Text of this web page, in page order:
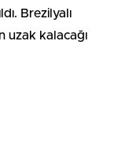
Brezilyalı
uzak kalacağı